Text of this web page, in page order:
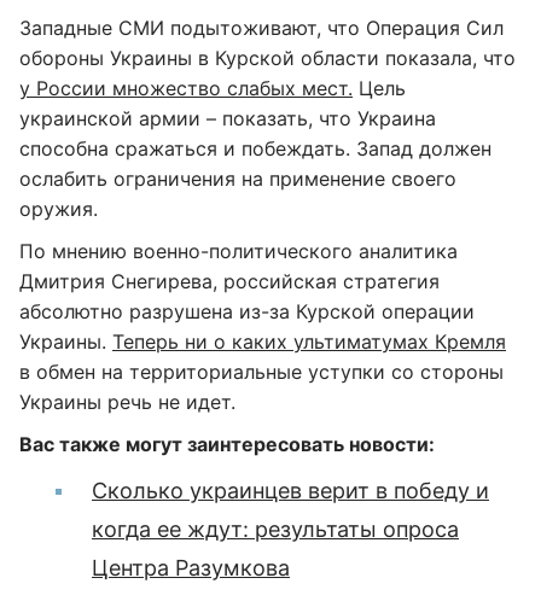
Западные СМИ подытоживают, что Операция Сил
обороны Украины в Курской области показала, что
у России множество слабых мест. Цель
украинской армии – показать, что Украина
способна сражаться и побеждать. Запад должен
ослабить ограничения на применение своего
оружия.
По мнению военно-политического аналитика
Дмитрия Снегирева, российская стратегия
абсолютно разрушена из-за Курской операции
Украины. Теперь ни о каких ультиматумах Кремля
в обмен на территориальные уступки со стороны
Украины речь не идет.
Вас также могут заинтересовать новости:
Сколько украинцев верит в победу и
когда ее ждут: результаты опроса
Центра Разумкова